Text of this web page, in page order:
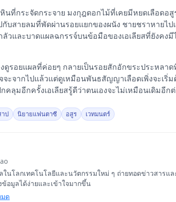
ที่กระจัดกระจาย มงกุฎดอกไม้ที่เคยมีหยดเลือดอสู
บสายลมที่พัดผ่านรอยแยกของผนัง ชายชราหายไป
วและบาดแผลฉกรรจ์บนข้อมือของเอเลียสที่ยังคงมี
ดูรอยแผลที่ค่อยๆ กลายเป็นรอยสักอักขระประหลาด
ะจากไปแล้วแต่ดูเหมือนพันธสัญญาเลือดเพิ่งจะเริ่
ลุมอีกครั้งเอเลียสรู้ดีว่าตนเองจะไม่เหมือนเดิมอีก
ป นิยายแฟนตาซี อสูร เวทมนตร์
ในโลกเทคโนโลยีและนวัตกรรมใหม่ ๆ ถ่ายทอดข่าวสารแ
ข้อมูลได้ง่ายและเข้าใจมากขึ้น
ด